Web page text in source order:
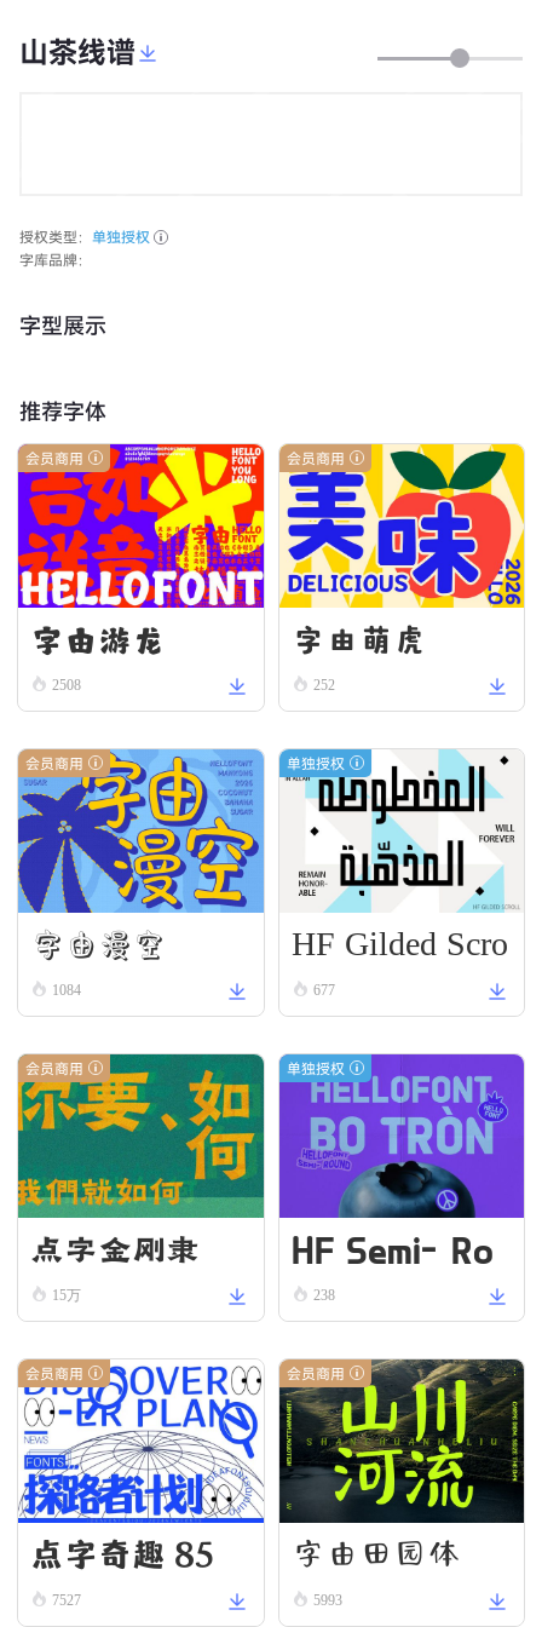
山茶线谱
授权类型： 单独授权
字库品牌：
字型展示
推荐字体
会员商用
字由游龙
2508
会员商用
字由萌虎
252
会员商用
字由漫空
1084
单独授权
HF Gilded Scro
ll 677
会员商用
点字金刚隶
15万
单独授权
HF Semi-Ro
und VN Bold
238
会员商用
点字奇趣 85
7527
会员商用
字由田园体
5993